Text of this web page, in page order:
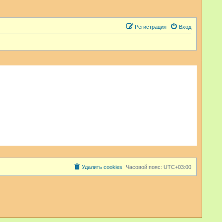
Вход
Регистрация
Часовой пояс: UTC+03:00
Удалить cookies